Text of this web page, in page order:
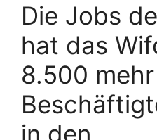
Die Jobs
hat das
8.500 mehr
in den